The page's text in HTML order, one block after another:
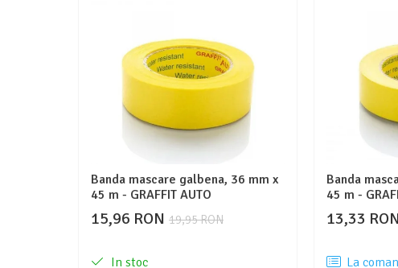
Banda mascare galbena, 36 mm x
45 m - GRAFFIT AUTO
19,95 RON
15,96 RON
In stoc
Banda
45 m -
13,33
La